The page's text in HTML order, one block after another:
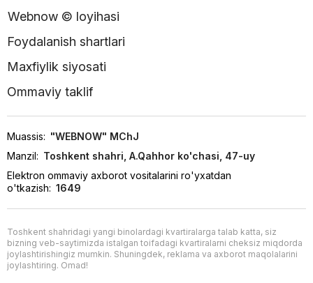
Webnow © loyihasi
Foydalanish shartlari
Maxfiylik siyosati
Ommaviy taklif
Muassis: "WEBNOW" MChJ
Manzil: Toshkent shahri, A.Qahhor ko'chasi, 47-uy
Elektron ommaviy axborot vositalarini ro'yxatdan
o'tkazish: 1649
Toshkent shahridagi yangi binolardagi kvartiralarga talab katta, siz
bizning veb-saytimizda istalgan toifadagi kvartiralarni cheksiz miqdorda
joylashtirishingiz mumkin. Shuningdek, reklama va axborot maqolalarini
joylashtiring. Omad!